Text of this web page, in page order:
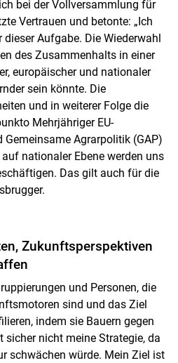
bei der Vollversammlung für
Vertrauen und betonte: „Ich
Aufgabe. Die Wiederwahl
des Zusammenhalts in einer
europäischer und nationaler
sein könnte. Die
und in weiterer Folge die
Mehrjähriger EU-
Gemeinsame Agrarpolitik (GAP)
nationaler Ebene werden uns
Das gilt auch für die
Zukunftsperspektiven
und Personen, die
sind und das Ziel
indem sie Bauern gegen
sicher nicht meine Strategie, da
schwächen würde. Mein Ziel ist